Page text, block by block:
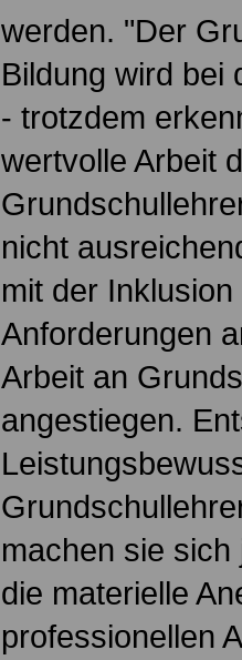
werden. "Der
Bildung wird bei
- trotzdem
wertvolle Arbeit
nicht
mit der
Anforderungen
Arbeit an
angestiegen.
machen sie
die materielle
professionellen